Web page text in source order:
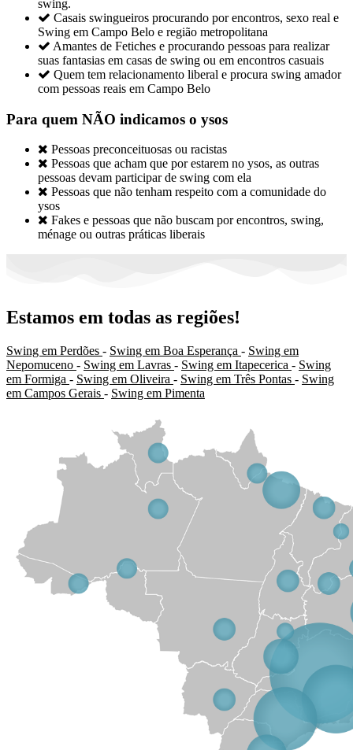
swing.
 Casais swingueiros procurando por encontros, sexo real e
Swing em Campo Belo e região metropolitana
 Amantes de Fetiches e procurando pessoas para realizar
suas fantasias em casas de swing ou em encontros casuais
 Quem tem relacionamento liberal e procura swing amador
com pessoas reais em Campo Belo
Para quem NÃO indicamos o ysos
 Pessoas preconceituosas ou racistas
 Pessoas que acham que por estarem no ysos, as outras
pessoas devam participar de swing com ela
 Pessoas que não tenham respeito com a comunidade do
ysos
 Fakes e pessoas que não buscam por encontros, swing,
ménage ou outras práticas liberais
Estamos em todas as regiões!
Swing em Perdões - Swing em Boa Esperança - Swing em
Nepomuceno - Swing em Lavras - Swing em Itapecerica - Swing
em Formiga - Swing em Oliveira - Swing em Três Pontas - Swing
em Campos Gerais - Swing em Pimenta